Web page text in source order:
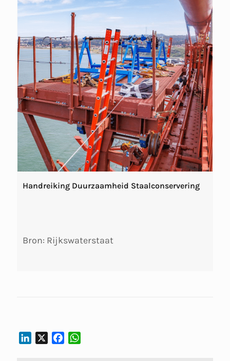
Handreiking Duurzaamheid Staalconservering
Bron: Rijkswaterstaat